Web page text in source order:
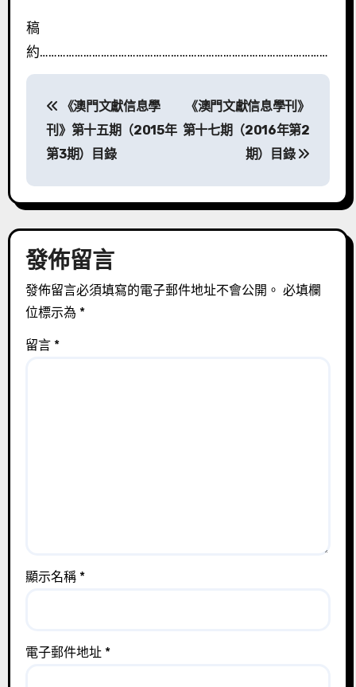
稿
約………………………………………………………………………………………
文
章
導
覽
《澳門文獻信息學
刊》第十五期（2015年
第3期）目錄
《澳門文獻信息學刊》
第十七期（2016年第2
期）目錄
發佈留言
發佈留言必須填寫的電子郵件地址不會公開。 必填欄
位標示為 *
留言 *
顯示名稱 *
電子郵件地址 *